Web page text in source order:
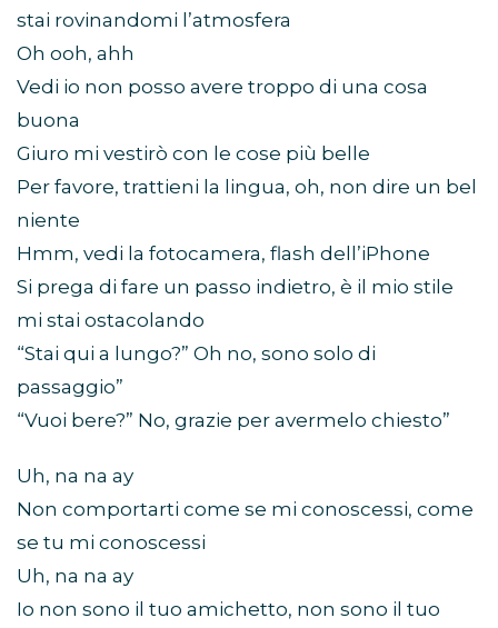
stai rovinandomi l’atmosfera
Oh ooh, ahh
Vedi io non posso avere troppo di una cosa
buona
Giuro mi vestirò con le cose più belle
Per favore, trattieni la lingua, oh, non dire un bel
niente
Hmm, vedi la fotocamera, flash dell’iPhone
Si prega di fare un passo indietro, è il mio stile
mi stai ostacolando
“Stai qui a lungo?” Oh no, sono solo di
passaggio”
“Vuoi bere?” No, grazie per avermelo chiesto”
Uh, na na ay
Non comportarti come se mi conoscessi, come
se tu mi conoscessi
Uh, na na ay
Io non sono il tuo amichetto, non sono il tuo